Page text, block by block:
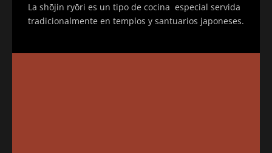
La shōjin ryōri es un tipo de cocina especial servida
tradicionalmente en templos y santuarios japoneses.